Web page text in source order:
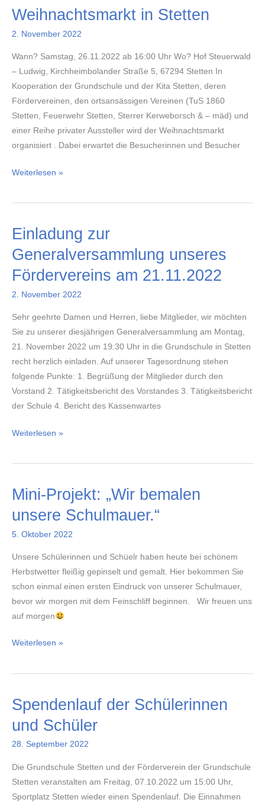
Schule
Weihnachtsmarkt in Stetten
2. November 2022
Wann? Samstag, 26.11.2022 ab 16:00 Uhr Wo? Hof Steuerwald
– Ludwig, Kirchheimbolander Straße 5, 67294 Stetten In
Kooperation der Grundschule und der Kita Stetten, deren
Fördervereinen, den ortsansässigen Vereinen (TuS 1860
Stetten, Feuerwehr Stetten, Sterrer Kerweborsch & – mäd) und
einer Reihe privater Aussteller wird der Weihnachtsmarkt
organisiert . Dabei erwartet die Besucherinnen und Besucher
Weihnachtsmarkt
Stetten
Weiterlesen »
Einladung zur
Generalversammlung unseres
Fördervereins am 21.11.2022
2. November 2022
Sehr geehrte Damen und Herren, liebe Mitglieder, wir möchten
Sie zu unserer diesjährigen Generalversammlung am Montag,
21. November 2022 um 19:30 Uhr in die Grundschule in Stetten
recht herzlich einladen. Auf unserer Tagesordnung stehen
folgende Punkte: 1. Begrüßung der Mitglieder durch den
Vorstand 2. Tätigkeitsbericht des Vorstandes 3. Tätigkeitsbericht
der Schule 4. Bericht des Kassenwartes
Einladung
Generalversammlung
Fördervereins
21.11.2022
Weiterlesen »
Mini-Projekt: „Wir bemalen
unsere Schulmauer.“
5. Oktober 2022
Unsere Schülerinnen und Schüelr haben heute bei schönem
Herbstwetter fleißig gepinselt und gemalt. Hier bekommen Sie
schon einmal einen ersten Eindruck von unserer Schulmauer,
bevor wir morgen mit dem Feinschliff beginnen. Wir freuen uns
auf morgen
Mini-
„Wir
unsere
Schulmauer.“
Weiterlesen »
Spendenlauf der Schülerinnen
und Schüler
28. September 2022
Die Grundschule Stetten und der Förderverein der Grundschule
Stetten veranstalten am Freitag, 07.10.2022 um 15:00 Uhr,
Sportplatz Stetten wieder einen Spendenlauf. Die Einnahmen